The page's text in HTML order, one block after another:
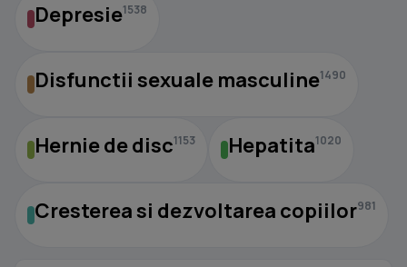
Depresie1538
Disfunctii sexuale masculine1490
Hernie de disc1153 Hepatita1020
Cresterea si dezvoltarea copiilor981